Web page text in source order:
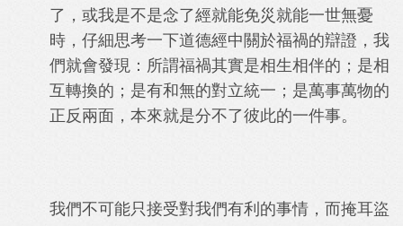
了，或我是不是念了經就能免災就能一世無憂
時，仔細思考一下道德經中關於福禍的辯證，我
們就會發現：所謂福禍其實是相生相伴的；是相
互轉換的；是有和無的對立統一；是萬事萬物的
正反兩面，本來就是分不了彼此的一件事。
我們不可能只接受對我們有利的事情，而掩耳盜